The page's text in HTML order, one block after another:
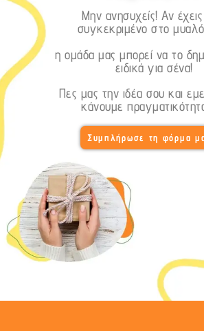
Μην ανησυχείς! Αν έχεις
συγκεκριμένο στο
η ομάδα μας μπορεί να το
ειδικά για σένα!
Πες μας την ιδέα σου και
κάνουμε
Συμπλήρωσε τη φόρμα